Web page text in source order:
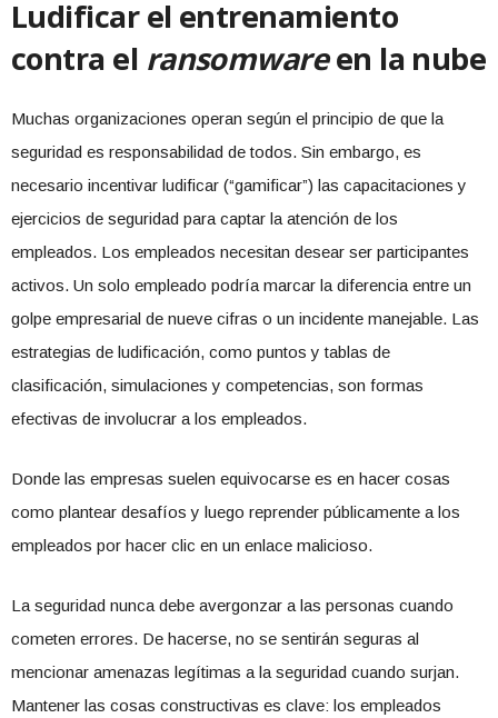
Ludificar el entrenamiento
contra el ransomwareen la nube
Muchas organizaciones operan según el principio de que la
seguridad es responsabilidad de todos. Sin embargo, es
necesario incentivar ludificar (“gamificar”) las capacitaciones y
ejercicios de seguridad para captar la atención de los
empleados. Los empleados necesitan desear ser participantes
activos. Un solo empleado podría marcar la diferencia entre un
golpe empresarial de nueve cifras o un incidente manejable. Las
estrategias de ludificación, como puntos y tablas de
clasificación, simulaciones y competencias, son formas
efectivas de involucrar a los empleados.
Donde las empresas suelen equivocarse es en hacer cosas
como plantear desafíos y luego reprender públicamente a los
empleados por hacer clic en un enlace malicioso.
La seguridad nunca debe avergonzar a las personas cuando
cometen errores. De hacerse, no se sentirán seguras al
mencionar amenazas legítimas a la seguridad cuando surjan.
Mantener las cosas constructivas es clave: los empleados